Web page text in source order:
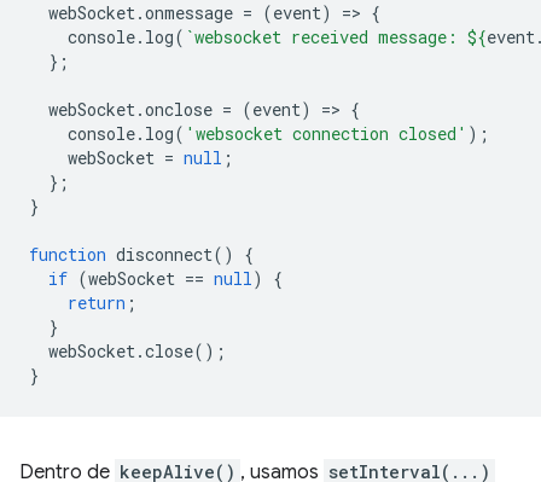
webSocket.onmessage = (event) => {
console. log( `websocket received message: ${event
};
webSocket.onclose = (event) => {
console. log( 'websocket connection closed' );
webSocket = null ;
};
}
function disconnect()
{
if (webSocket == null)
{
return ;
}
webSocket.close();
}
Dentro de keepAlive() , usamos setInterval(...)